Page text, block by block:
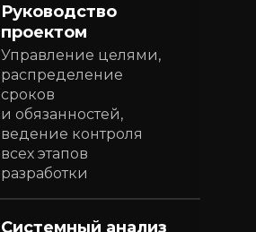
Руководство
проектом
Управление целями,
распределение
сроков
и обязанностей,
ведение контроля
всех этапов
разработки
Системный анализ